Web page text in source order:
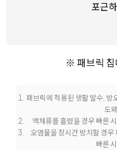
포근
※ 패브릭 침
패브릭에 적용된 생활 발수, 방
도
액체류를 흘렸을 경우 빠른
오염물을 장시간 방치할 경우
빠른